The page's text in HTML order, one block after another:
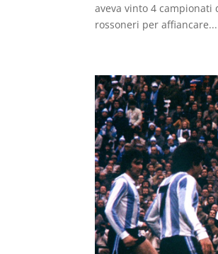
aveva vinto 4 campionati
rossoneri per affiancare...